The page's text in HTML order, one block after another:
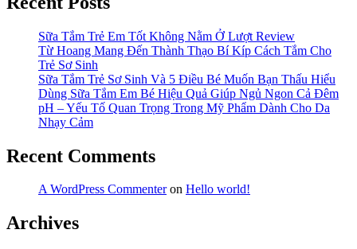
TV341VGMV”
lạnh
Panasonic
NR-
TV341VGMV
Sữa Tắm Trẻ Em Tốt Không Nằm Ở Lượt Review
Từ Hoang Mang Đến Thành Thạo Bí Kíp Cách Tắm Cho
Trẻ Sơ Sinh
Sữa Tắm Trẻ Sơ Sinh Và 5 Điều Bé Muốn Bạn Thấu Hiểu
Dùng Sữa Tắm Em Bé Hiệu Quả Giúp Ngủ Ngon Cả Đêm
pH – Yếu Tố Quan Trọng Trong Mỹ Phẩm Dành Cho Da
Nhạy Cảm
Recent Comments
A WordPress Commenteron Hello world!
Archives